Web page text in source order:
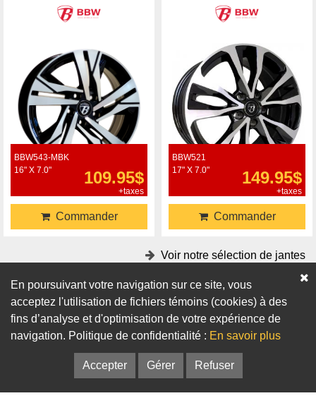
BBW543-MBK
16" X 7.0"
109.95$
+taxes
Commander
BBW521
17" X 7.0"
149.95$
+taxes
Commander
Voir notre sélection de jantes
Accessoires
Adaptateurs Bagues de centrage
En poursuivant votre navigation sur ce site, vous
acceptez l'utilisation de fichiers témoins (cookies) à des
fins d’analyse et d'optimisation de votre expérience de
navigation. Politique de confidentialité : En savoir plus
Accepter Gérer Refuser